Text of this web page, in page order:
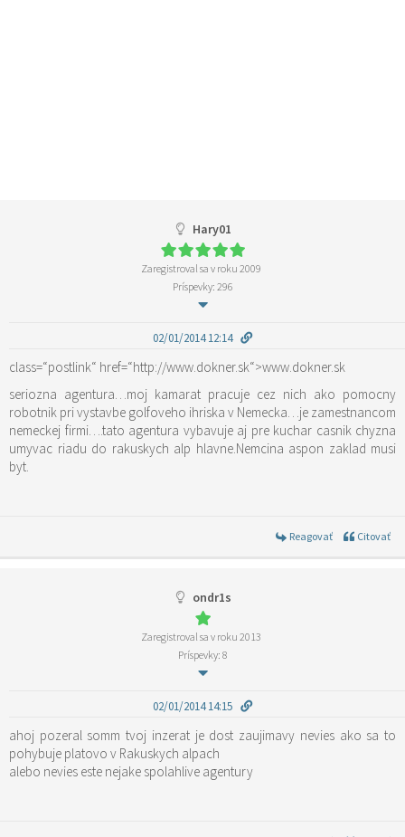
Hary01
Zaregistroval sa v roku 2009
Príspevky: 296
02/01/2014 12:14
class=“postlink“ href=“http://www.dokner.sk“>www.dokner.sk
seriozna agentura…moj kamarat pracuje cez nich ako pomocny
robotnik pri vystavbe golfoveho ihriska v Nemecka…je zamestnancom
nemeckej firmi….tato agentura vybavuje aj pre kuchar casnik chyzna
umyvac riadu do rakuskych alp hlavne.Nemcina aspon zaklad musi
byt.
Reagovať Citovať
ondr1s
Zaregistroval sa v roku 2013
Príspevky: 8
02/01/2014 14:15
ahoj pozeral somm tvoj inzerat je dost zaujimavy nevies ako sa to
pohybuje platovo v Rakuskych alpach
alebo nevies este nejake spolahlive agentury